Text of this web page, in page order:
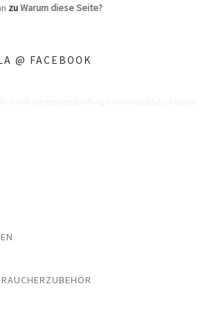
zuWarum diese Seite?
@ FACEBOOK